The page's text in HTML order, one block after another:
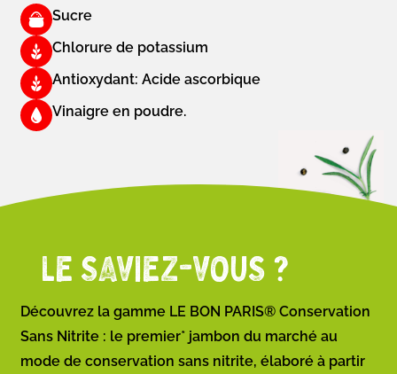
Sucre
Chlorure de potassium
Antioxydant: Acide ascorbique
Vinaigre en poudre.
LE SAVIEZ-VOUS ?
Découvrez la gamme LE BON PARIS® Conservation
Sans Nitrite : le premier* jambon du marché au
mode de conservation sans nitrite, élaboré à partir